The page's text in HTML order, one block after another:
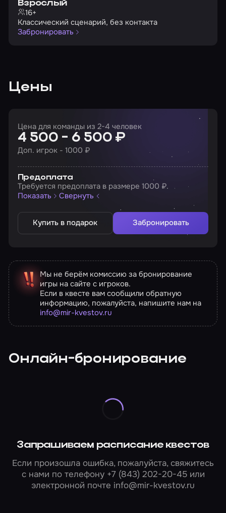
Взрослый
16+
Классический сценарий, без контакта
Забронировать
Цены
Цена для команды из 2-4 человек
4 500 - 6 500 ₽
Доп. игрок - 1000 ₽
Предоплата
Требуется предоплата в размере 1000 ₽.
Показать
Свернуть
Купить в подарок Забронировать
Мы не берём комиссию за бронирование
игры на сайте с игроков.
Если в квесте вам сообщили обратную
информацию, пожалуйста, напишите нам на
info@mir-kvestov.ru
Онлайн-бронирование
Запрашиваем расписание квестов
Если произошла ошибка, пожалуйста, свяжитесь
с нами по телефону +7 (843) 202-20-45или
электронной почте info@mir-kvestov.ru